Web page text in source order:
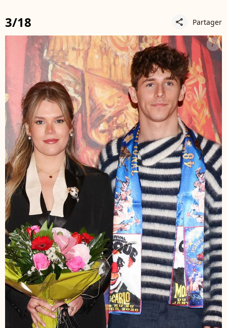
3/18 share Partager